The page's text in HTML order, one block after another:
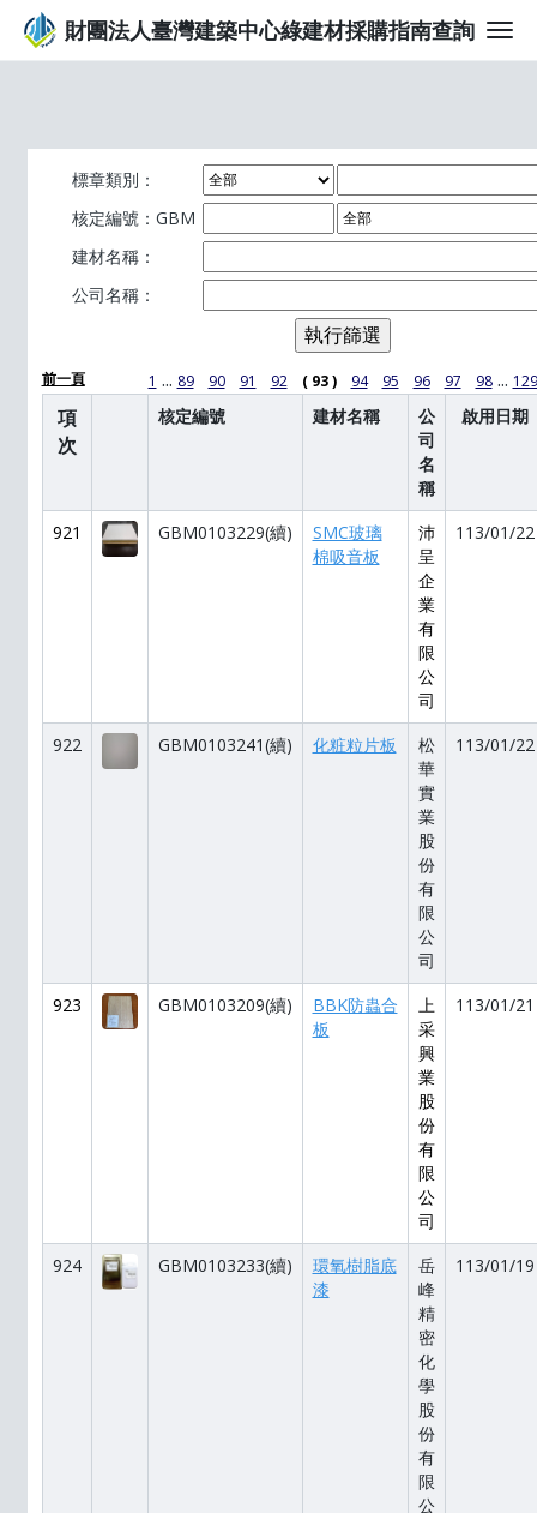
財團法人臺灣建築中心綠建材採購指南查詢
標章類別：
核定編號：GBM
建材名稱：
公司名稱：
前一頁 1 ... 89 90 91 92 ( 93 ) 94 95 96 97 98... 129
項
次
核定編號 建材名稱
公
司
名
稱
啟用日期
921 GBM0103229(續)
SMC玻璃
棉吸音板
沛
呈
企
業
有
限
公
司
113/01/22
922 GBM0103241(續) 化粧粒片板
松
華
實
業
股
份
有
限
公
司
113/01/22
923 GBM0103209(續)
BBK防蟲合
板
上
采
興
業
股
份
有
限
公
司
113/01/21
924 GBM0103233(續)
環氧樹脂底
漆
岳
峰
精
密
化
學
股
份
有
限
公
113/01/19